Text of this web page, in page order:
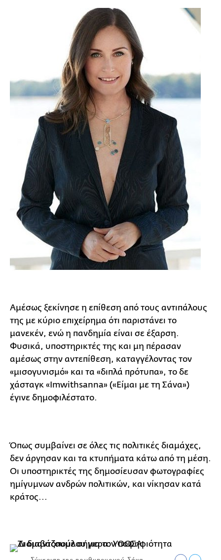
Αμέσως ξεκίνησε η επίθεση από τους αντιπάλους
της με κύριο επιχείρημα ότι παριστάνει το
μανεκέν, ενώ η πανδημία είναι σε έξαρση.
Φυσικά, υποστηρικτές της και μη πέρασαν
αμέσως στην αντεπίθεση, καταγγέλοντας τον
«μισογυνισμό» και τα «διπλά πρότυπα», το δε
χάσταγκ «Imwithsanna» («Είμαι με τη Σάνα»)
έγινε δημοφιλέστατο.
Όπως συμβαίνει σε όλες τις πολιτικές διαμάχες,
δεν άργησαν και τα κτυπήματα κάτω από τη μέση.
Οι υποστηρικτές της δημοσίευσαν φωτογραφίες
ημίγυμνων ανδρών πολιτικών, και νίκησαν κατά
κράτος...